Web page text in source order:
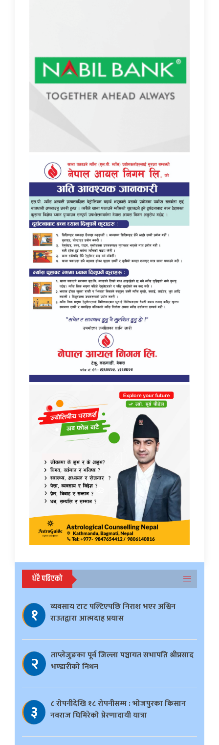
धेरै पढिएको
१
व्यवसाय टाट पल्टिएपछि निराश भएर अश्विन
राउतद्वारा आत्मदाह प्रयास
२
ताप्लेजुङका पूर्व जिल्ला पञ्चायत सभापति श्रीप्रसाद
भण्डारीको निधन
३
८ रोपनीदेखि १८ रोपनीसम्म : भोजपुरका किसान
नवराज घिमिरेको प्रेरणादायी यात्रा